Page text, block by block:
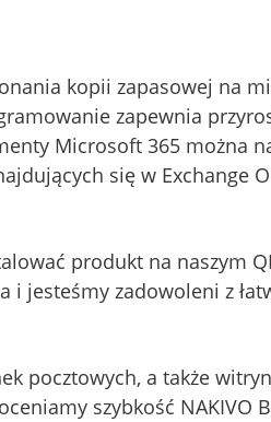
kopii zapasowej na
zapewnia
Microsoft 365 można
się w Exchange
produkt na naszym
jesteśmy zadowoleni z
pocztowych, a także
szybkość NAKIVO